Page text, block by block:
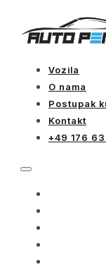
Vozila
O nama
Postupak
Kontakt
+49 176